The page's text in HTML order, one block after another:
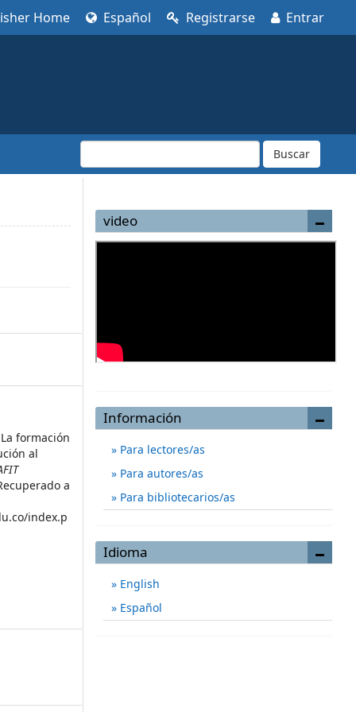
Home Español Registrarse Entrar
Buscar
formación
al
a
index.p
video
Información
Para lectores/as
Para autores/as
Para bibliotecarios/as
Idioma
English
Español